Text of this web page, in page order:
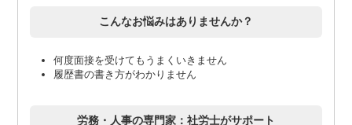
こんなお悩みはありませんか？
何度面接を受けてもうまくいきません
履歴書の書き方がわかりません
労務・人事の専門家：社労士がサポート